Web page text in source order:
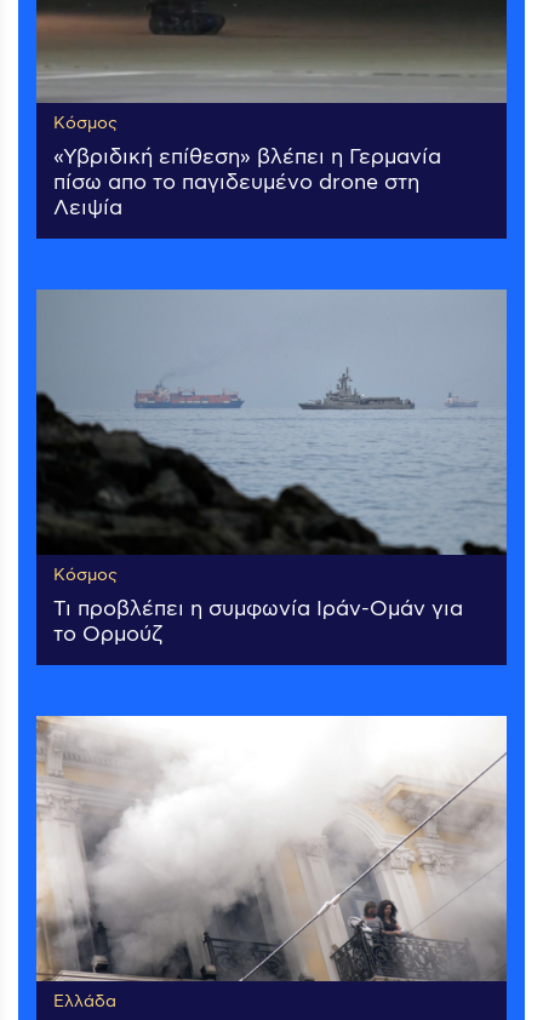
Κόσμος
«Υβριδική επίθεση» βλέπει η Γερμανία
πίσω απο το παγιδευμένο drone στη
Λειψία
Κόσμος
Τι προβλέπει η συμφωνία Ιράν-Ομάν για
το Ορμούζ
Ελλάδα